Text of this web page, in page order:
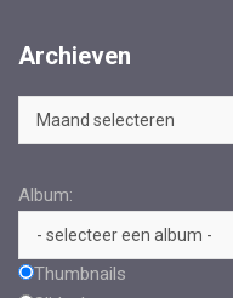
Archieven
Archieven
Album:
Thumbnails